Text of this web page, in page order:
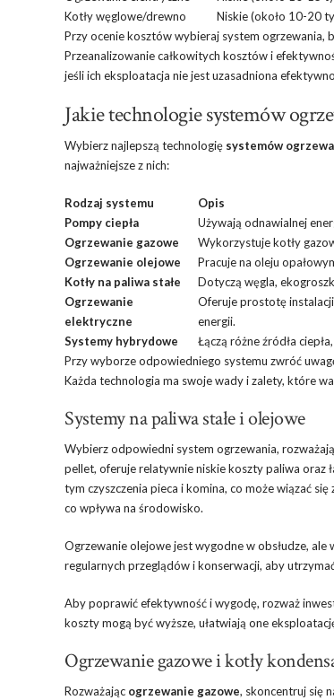
Kotły węglowe/drewno
Niskie (około 10-20
Przy ocenie kosztów wybieraj system
Przeanalizowanie całkowitych kosztów i
jeśli ich eksploatacja nie jest uzasadniona
Jakie technologie systemów
Wybierz najlepszą technologię systemów
najważniejsze z nich:
Rodzaj systemu
Opis
Pompy ciepła
Używają odnawialnej
Ogrzewanie gazowe
Wykorzystuje kotły
Ogrzewanie olejowe
Pracuje na oleju
Kotły na paliwa stałe
Dotyczą węgla,
Ogrzewanie
elektryczne
Oferuje prostotę
energii.
Systemy hybrydowe
Łączą różne źródła
Przy wyborze odpowiedniego systemu zwróć
Każda technologia ma swoje wady i zalety, które
Systemy na paliwa stałe i olejowe
Wybierz odpowiedni system ogrzewania,
pellet, oferuje relatywnie niskie koszty paliwa oraz
tym czyszczenia pieca i komina, co może wiązać
co wpływa na środowisko.
Ogrzewanie olejowe jest wygodne w obsłudze, ale
regularnych przeglądów i konserwacji, aby
Aby poprawić efektywność i wygodę, rozważ
koszty mogą być wyższe, ułatwiają one
Ogrzewanie gazowe i kotły
Rozważając ogrzewanie gazowe, skoncentruj się